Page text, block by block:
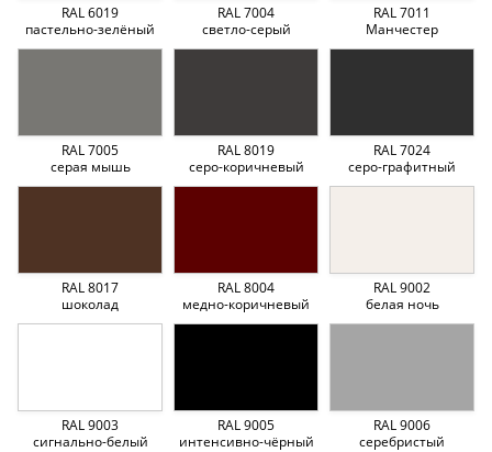
RAL 6019
пастельно-зелёный
RAL 7004
светло-серый
RAL 7011
Манчестер
RAL 7005
серая мышь
RAL 8019
серо-коричневый
RAL 7024
серо-графитный
RAL 8017
шоколад
RAL 8004
медно-коричневый
RAL 9002
белая ночь
RAL 9003
сигнально-белый
RAL 9005
интенсивно-чёрный
RAL 9006
серебристый